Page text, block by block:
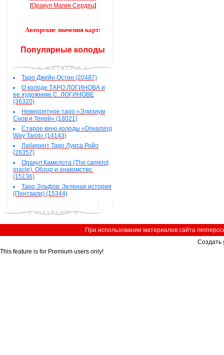
[Оракул Магия Сердец]
Авторские значения карт:
Популярные колоды
Таро Джейн Остин (20487)
О колоде ТАРО ЛОГИНОВА и
ее художнике С. ЛОГИНОВЕ
(36320)
Невероятное таро «Элизиум
Снов и Теней» (18021)
Старое кино колоды «Dreaming
Way Tarot» (14143)
Лабиринт Таро Луиса Ройо
(26357)
Оракул Камелота (The camelot
oracle). Обзор и знакомство.
(15136)
Таро Эльфов: Зеленая история
(Пентакли) (15344)
При использовании материалов сайта
Создать
This feature is for Premium users only!